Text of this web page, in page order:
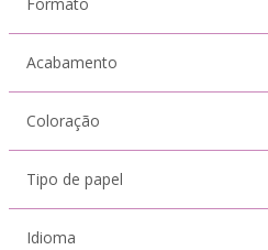
Acabamento
Coloração
Tipo de papel
Idioma